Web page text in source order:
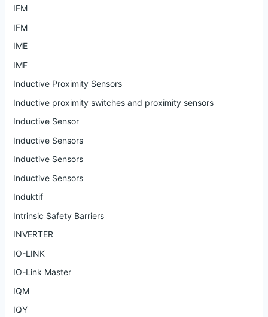
IFM
IFM
IME
IMF
Inductive Proximity Sensors
Inductive proximity switches and proximity sensors
Inductive Sensor
Inductive Sensors
Inductive Sensors
Inductive Sensors
Induktif
Intrinsic Safety Barriers
INVERTER
IO-LINK
IO-Link Master
IQM
IQY